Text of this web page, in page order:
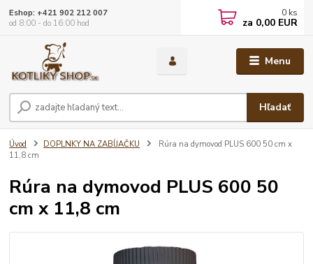
Menu
Hľadať
Eshop: +421 902 212 007
od 8:00 - do 16:00 hod
0 ks
za 0,00 EUR
Úvod DOPLNKY NA ZABÍJAČKU
Rúra na dymovod PLUS 600 50 cm x
11,8 cm
Rúra na dymovod PLUS 600 50
cm x 11,8 cm